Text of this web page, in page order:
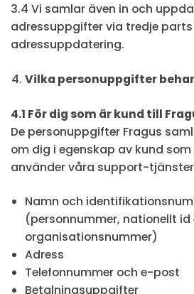
3.4 Vi samlar även in och
adressuppgifter via tredje
adressuppdatering.
Vilka personuppgifter
4.1 För dig som är kund till
De personuppgifter Fragus
om dig i egenskap av kund
använder våra support-
Namn och
(personnummer, nationellt id
organisationsnummer)
Adress
Telefonnummer och e-post
Betalningsuppgifter